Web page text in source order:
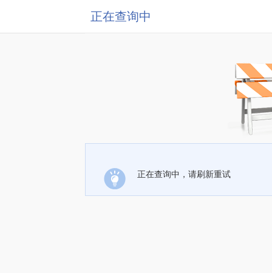
正在查询中
正在查询中，请刷新重试